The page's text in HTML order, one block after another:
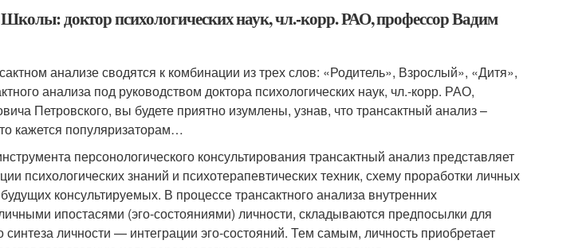
доктор психологических наук, чл.-корр. РАО, профессор Вадим
анализе сводятся к комбинации из трех слов: «Родитель», Взрослый», «Дитя»,
анализа под руководством доктора психологических наук, чл.-корр. РАО,
Петровского, вы будете приятно изумлены, узнав, что трансактный анализ –
кажется популяризаторам…
персонологического консультирования трансактный анализ представляет
психологических знаний и психотерапевтических техник, схему проработки личных
консультируемых. В процессе трансактного анализа внутренних
ипостасями (эго-состояниями) личности, складываются предпосылки для
синтеза личности — интеграции эго-состояний. Тем самым, личность приобретает